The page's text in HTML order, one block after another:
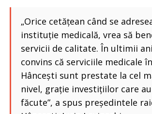
„Orice cetățean când se
instituție medicală, vrea să
servicii de calitate. În ultimii
convins că serviciile medicale
Hâncești sunt prestate la cel
nivel, grație investițiilor care
făcute”, a spus președintele